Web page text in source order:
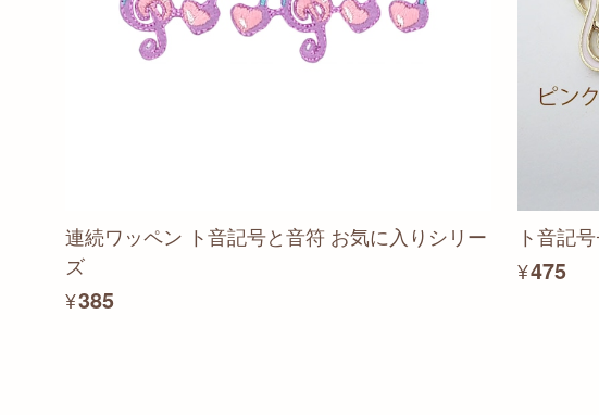
連続ワッペン ト音記号と音符 お気に入りシリー
ズ
¥385
ト音記
¥475